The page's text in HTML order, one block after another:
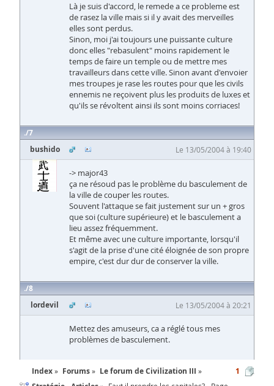
Là je suis d'accord, le remede a ce probleme est
de rasez la ville mais si il y avait des merveilles
elles sont perdus.
Sinon, moi j'ai toujours une puissante culture
donc elles "rebasulent" moins rapidement le
temps de faire un temple ou de mettre mes
travailleurs dans cette ville. Sinon avant d'envoier
mes troupes je rase les routes pour que les civils
ennemis ne reçoivent plus les produits de luxes et
qu'ils se révoltent ainsi ils sont moins corriaces!
7
bushido
Le 13/05/2004 à 19:40
-> major43
ça ne résoud pas le problème du basculement de
la ville de couper les routes.
Souvent l'attaque se fait justement sur un + gros
que soi (culture supérieure) et le basculement a
lieu assez fréquemment.
Et même avec une culture importante, lorsqu'il
s'agit de la prise d'une cité éloignée de son propre
empire, c'est dur dur de conserver la ville.
8
lordevil
Le 13/05/2004 à 20:21
Mettez des amuseurs, ca a réglé tous mes
problèmes de basculement.
Index Forums
Le forum de Civilization III
1